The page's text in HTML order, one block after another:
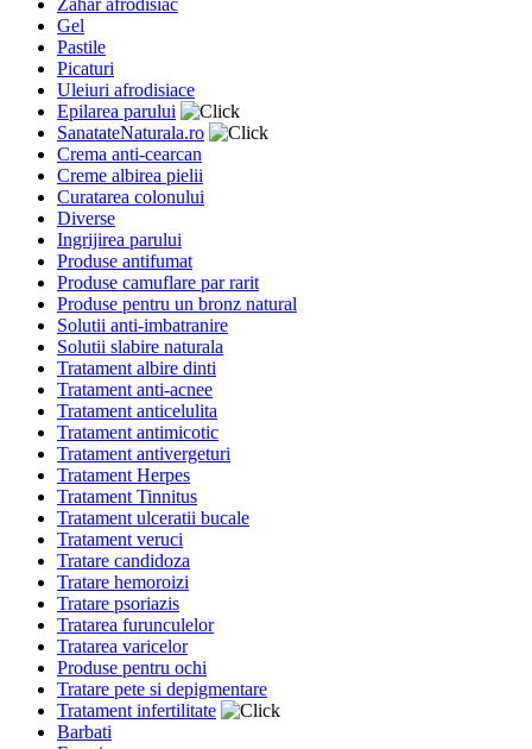
Zahar afrodisiac
Gel
Pastile
Picaturi
Uleiuri afrodisiace
Epilarea parului
SanatateNaturala.ro
Crema anti-cearcan
Creme albirea pielii
Curatarea colonului
Diverse
Ingrijirea parului
Produse antifumat
Produse camuflare par rarit
Produse pentru un bronz natural
Solutii anti-imbatranire
Solutii slabire naturala
Tratament albire dinti
Tratament anti-acnee
Tratament anticelulita
Tratament antimicotic
Tratament antivergeturi
Tratament Herpes
Tratament Tinnitus
Tratament ulceratii bucale
Tratament veruci
Tratare candidoza
Tratare hemoroizi
Tratare psoriazis
Tratarea furunculelor
Tratarea varicelor
Produse pentru ochi
Tratare pete si depigmentare
Tratament infertilitate
Barbati